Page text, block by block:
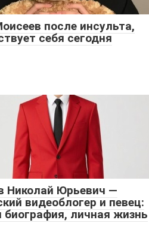
после инсульта,
себя сегодня
Николай Юрьевич —
видеоблогер и певец:
биография, личная жизнь